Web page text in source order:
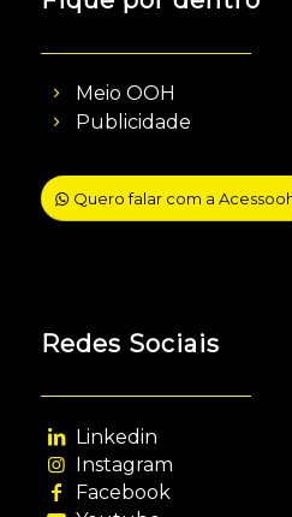
Meio OOH
Publicidade
Quero falar com a
Redes Sociais
Linkedin
Instagram
Facebook